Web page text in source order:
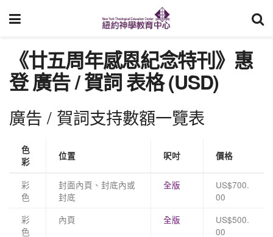
《廿五周年感恩紀念特刊》惠
登 廣告 / 賀詞 表格 (USD)
廣告 / 賀詞支持數額一覽表
色
彩
位置 呎吋 價格
彩
色
封面內頁、封底內或
封底
全版
US$700.
00
彩
色
內頁 全版
US$500.
00